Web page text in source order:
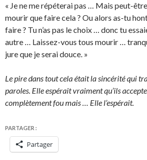
« Je ne me répéterai pas … Mais peut-
mourir que faire cela ? Ou alors as-tu
faire ? Tu n’as pas le choix … donc tu
autre … Laissez-vous tous mourir …
jure que je serai douce. »
Le pire dans tout cela était la sincérité qui
paroles. Elle espérait vraiment qu’ils
complètement fou mais … Elle l’espérait.
PARTAGER :
Partager